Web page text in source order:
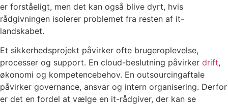
er forståeligt, men det kan også blive dyrt, hvis
rådgivningen isolerer problemet fra resten af it-
landskabet.
Et sikkerhedsprojekt påvirker ofte brugeroplevelse,
processer og support. En cloud-beslutning påvirker drift,
økonomi og kompetencebehov. En outsourcingaftale
påvirker governance, ansvar og intern organisering. Derfor
er det en fordel at vælge en it-rådgiver, der kan se